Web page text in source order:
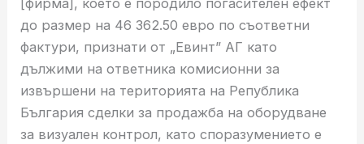
[фирма], което е породило погасителен ефект
до размер на 46 362.50 евро по съответни
фактури, признати от „Евинт” АГ като
дължими на ответника комисионни за
извършени на територията на Република
България сделки за продажба на оборудване
за визуален контрол, като споразумението е